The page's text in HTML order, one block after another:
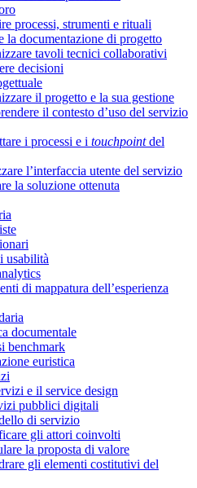
processi, strumenti e rituali
la documentazione di progetto
tavoli tecnici collaborativi
decisioni
il progetto e la sua gestione
il contesto d’uso del servizio
i processi e i touchpointdel
l’interfaccia utente del servizio
la soluzione ottenuta
usabilità
di mappatura dell’esperienza
documentale
benchmark
euristica
e il service design
pubblici digitali
di servizio
gli attori coinvolti
la proposta di valore
gli elementi costitutivi del